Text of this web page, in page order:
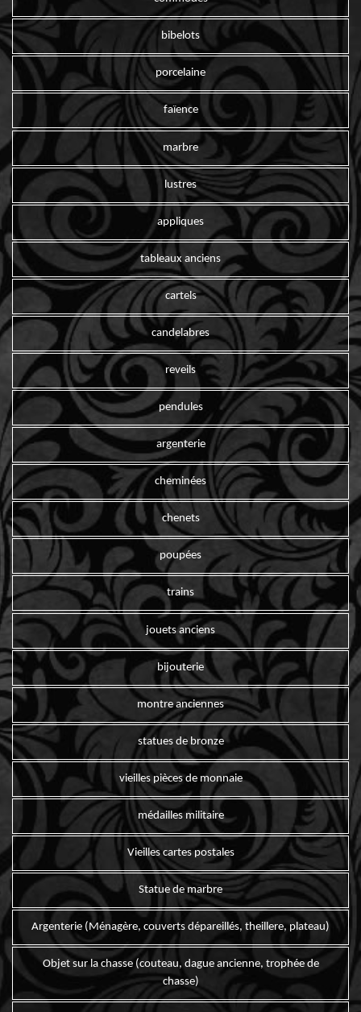
bibelots
porcelaine
faïence
marbre
lustres
appliques
tableaux anciens
cartels
candelabres
reveils
pendules
argenterie
cheminées
chenets
poupées
trains
jouets anciens
bijouterie
montre anciennes
statues de bronze
vieilles pièces de monnaie
médailles militaire
Vieilles cartes postales
Statue de marbre
Argenterie (Ménagère, couverts dépareillés, theillere, plateau)
Objet sur la chasse (couteau, dague ancienne, trophée de
chasse)